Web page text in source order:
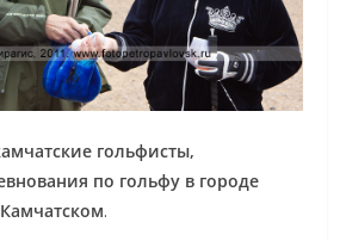
гольфисты,
по гольфу в городе
.